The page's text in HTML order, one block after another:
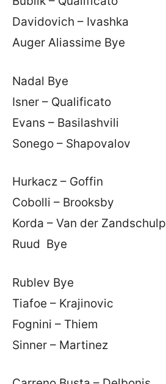
Davidovich – Ivashka
Auger Aliassime Bye
Nadal Bye
Isner – Qualificato
Evans – Basilashvili
Sonego – Shapovalov
Hurkacz – Goffin
Cobolli – Brooksby
Korda – Van der Zandschulp
Ruud Bye
Rublev Bye
Tiafoe – Krajinovic
Fognini – Thiem
Sinner – Martinez